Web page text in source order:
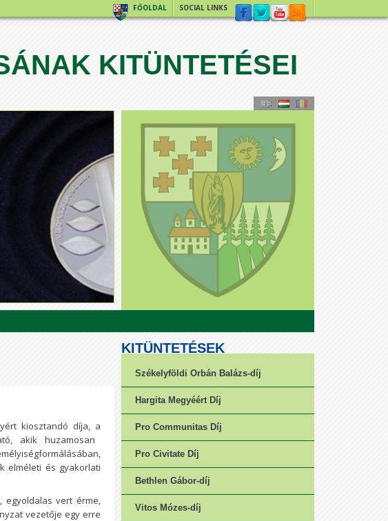
FŐOLDAL SOCIAL LINKS
KITÜNTETÉSEI
kiosztandó díja, a
akik huzamosan
elméleti és gyakorlati
egyoldalas vert érme,
vezetője egy erre
KITÜNTETÉSEK
Székelyföldi Orbán Balázs-díj
Hargita Megyéért Díj
Pro Communitas Díj
Pro Civitate Díj
Bethlen Gábor-díj
Vitos Mózes-díj